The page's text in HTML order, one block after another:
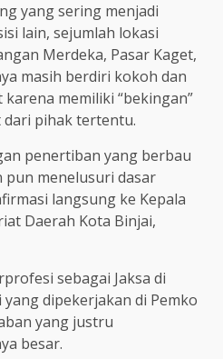
yang sering menjadi
lain, sejumlah lokasi
Merdeka, Pasar Kaget,
masih berdiri kokoh dan
memiliki “bekingan”
pihak tertentu.
penertiban yang berbau
pun menelusuri dasar
langsung ke Kepala
Daerah Kota Binjai,
sebagai Jaksa di
dipekerjakan di Pemko
yang justru
besar.